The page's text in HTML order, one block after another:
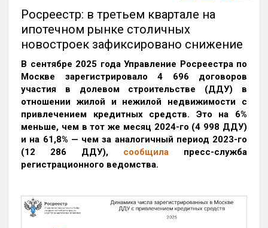
Росреестр: в третьем квартале на
ипотечном рынке столичных
новостроек зафиксировано снижение
В сентябре 2025 года Управление Росреестра по
Москве зарегистрировало 4 696 договоров
участия в долевом строительстве (ДДУ) в
отношении жилой и нежилой недвижимости с
привлечением кредитных средств. Это на 6%
меньше, чем в тот же месяц 2024-го (4 998 ДДУ)
и на 61,8% — чем за аналогичный период 2023-го
(12 286 ДДУ), сообщила пресс-служба
регистрационного ведомства.